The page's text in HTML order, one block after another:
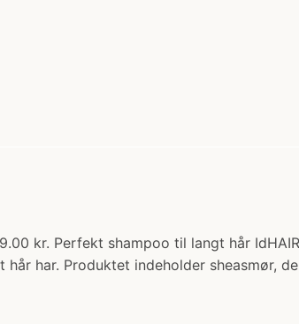
kr. Perfekt shampoo til langt hår
har. Produktet indeholder sheasmør,